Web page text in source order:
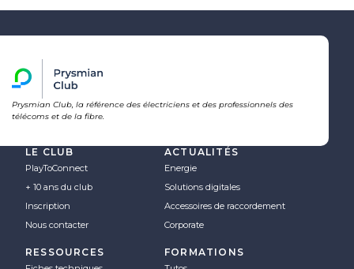
Prysmian Club, la référence des électriciens et des professionnels des
télécoms et de la fibre.
LE CLUB
PlayToConnect
+ 10 ans du club
Inscription
Nous contacter
ACTUALITÉS
Energie
Solutions digitales
Accessoires de raccordement
Corporate
RESSOURCES FORMATIONS